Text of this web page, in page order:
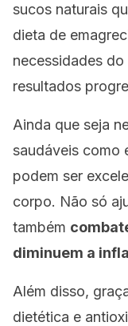
sucos naturais
dieta de
necessidades
resultados
Ainda que seja
saudáveis como
podem ser
corpo. Não só
também
diminuem a
Além disso,
dietética e